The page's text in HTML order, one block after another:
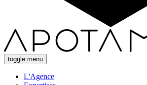
toggle menu
L'Agence